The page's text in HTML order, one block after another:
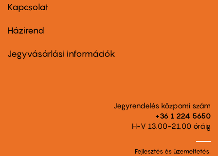
firstKapcsolat
Footer
second
Házirend
Jegyvásárlási információk
Jegyrendelés központi szám
+36 1 224 5650
H-V 13.00-21.00 óráig
Fejlesztés és üzemeltetés: